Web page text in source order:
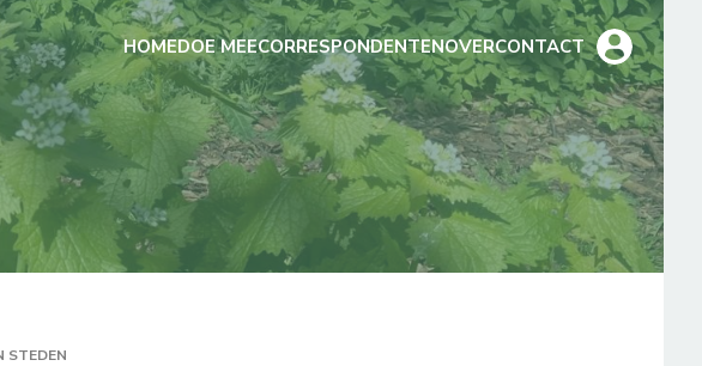
HOMEDOE MEECORRESPONDENTENOVERCONTACT
STEDEN